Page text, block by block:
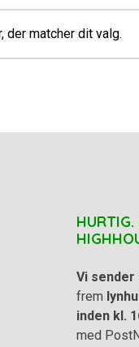
der matcher dit valg.
HURTIG.
Vi sender
frem
inden kl.
med